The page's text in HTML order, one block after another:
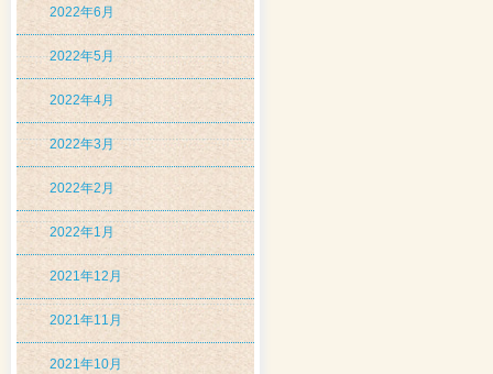
2022年6月
2022年5月
2022年4月
2022年3月
2022年2月
2022年1月
2021年12月
2021年11月
2021年10月